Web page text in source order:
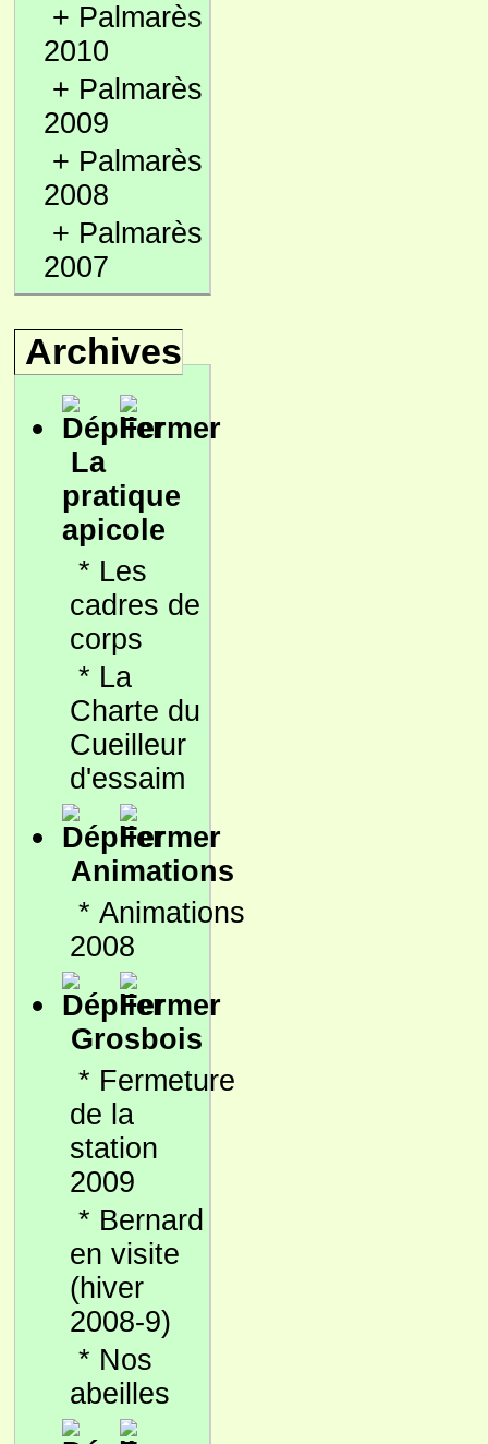
+ Palmarès
2010
+ Palmarès
2009
+ Palmarès
2008
+ Palmarès
2007
Archives
La
pratique
apicole
* Les
cadres de
corps
* La
Charte du
Cueilleur
d'essaim
Animations
* Animations
2008
Grosbois
* Fermeture
de la
station
2009
* Bernard
en visite
(hiver
2008-9)
* Nos
abeilles